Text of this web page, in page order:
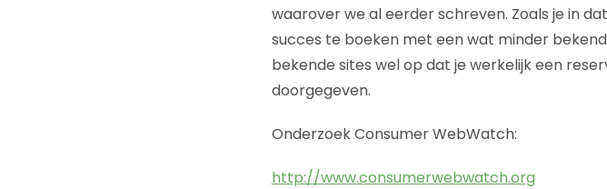
waarover we al eerder schreven. Zoals je in
succes te boeken met een wat minder
bekende sites wel op dat je werkelijk een
doorgegeven.
Onderzoek Consumer WebWatch:
http://www.consumerwebwatch.org